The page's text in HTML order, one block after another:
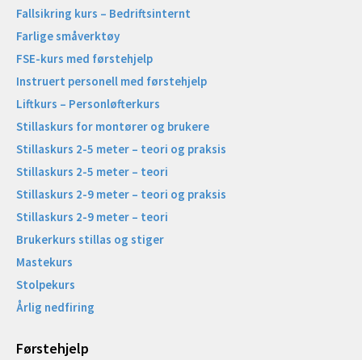
Fallsikring kurs – Bedriftsinternt
Farlige småverktøy
FSE-kurs med førstehjelp
Instruert personell med førstehjelp
Liftkurs – Personløfterkurs
Stillaskurs for montører og brukere
Stillaskurs 2-5 meter – teori og praksis
Stillaskurs 2-5 meter – teori
Stillaskurs 2-9 meter – teori og praksis
Stillaskurs 2-9 meter – teori
Brukerkurs stillas og stiger
Mastekurs
Stolpekurs
Årlig nedfiring
Førstehjelp